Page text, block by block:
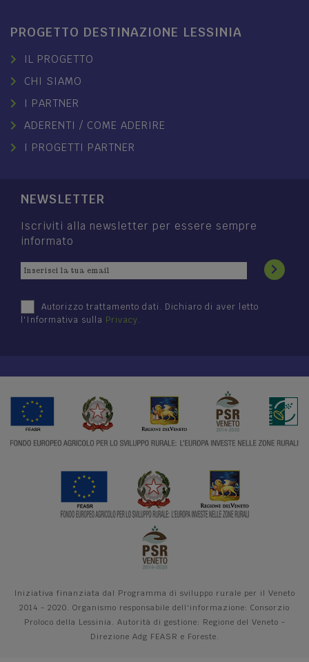
PROGETTO DESTINAZIONE LESSINIA
IL PROGETTO
CHI SIAMO
I PARTNER
ADERENTI / COME ADERIRE
I PROGETTI PARTNER
NEWSLETTER
Iscriviti alla newsletter per essere sempre
informato
Autorizzo trattamento dati. Dichiaro di aver letto
l'Informativa sulla Privacy.
Iniziativa finanziata dal Programma di sviluppo rurale per il Veneto
2014 - 2020. Organismo responsabile dell'informazione: Consorzio
Proloco della Lessinia. Autorità di gestione: Regione del Veneto -
Direzione Adg FEASR e Foreste.